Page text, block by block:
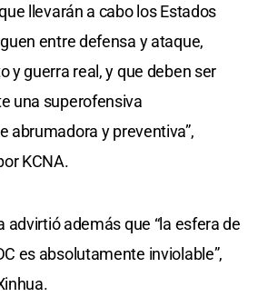
llevarán a cabo los Estados
entre defensa y ataque,
y guerra real, y que deben ser
una superofensiva
abrumadora y preventiva”,
KCNA.
advirtió además que “la esfera de
es absolutamente inviolable”,